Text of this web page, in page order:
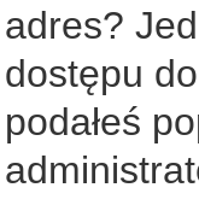
adres?
dostępu
podałeś